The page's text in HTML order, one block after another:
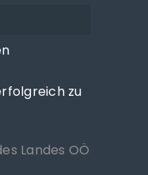
zu
Landes OÖ